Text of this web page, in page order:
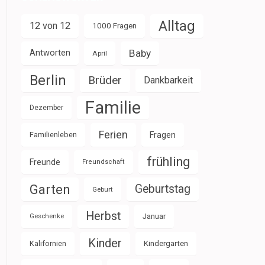
12 von 12 1000 Fragen Alltag
Antworten April Baby
Berlin Brüder Dankbarkeit
Dezember Familie
Familienleben Ferien Fragen
Freunde Freundschaft frühling
Garten Geburt Geburtstag
Geschenke Herbst Januar
Kalifornien Kinder Kindergarten